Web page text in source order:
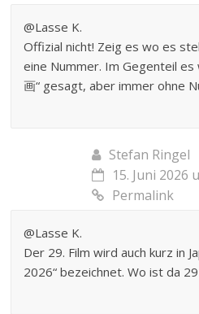
@Lasse K.
Offizial nicht! Zeig es wo es
eine Nummer. Im Gegenteil es
画“ gesagt, aber immer ohne
Stefan Ringel
15. Juni 2026
Permalink
@Lasse K.
Der 29. Film wird auch kurz in
2026“ bezeichnet. Wo ist da